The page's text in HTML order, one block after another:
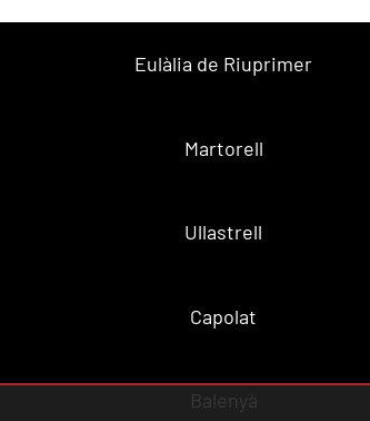
Eulàlia de Riuprimer
Martorell
Ullastrell
Capolat
Balenyà